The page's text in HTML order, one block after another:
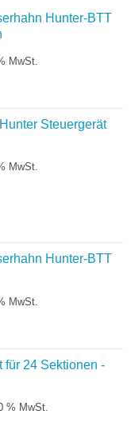
Hunter-BTT
MwSt.
Steuergerät
MwSt.
Hunter-BTT
MwSt.
für 24 Sektionen -
% MwSt.